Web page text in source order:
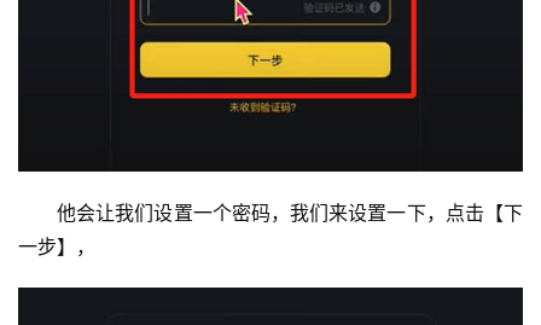
他会让我们设置一个密码，我们来设置一下，点击【下
一步】，